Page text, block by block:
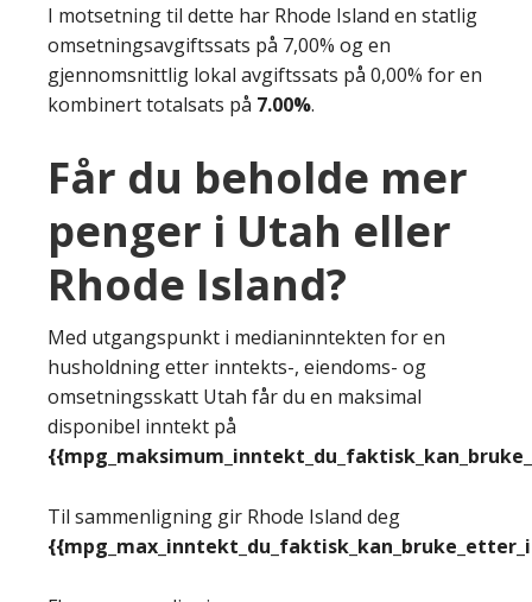
I motsetning til dette har Rhode Island en statlig
omsetningsavgiftssats på 7,00% og en
gjennomsnittlig lokal avgiftssats på 0,00% for en
kombinert totalsats på 7.00%.
Får du beholde mer
penger i Utah eller
Rhode Island?
Med utgangspunkt i medianinntekten for en
husholdning etter inntekts-, eiendoms- og
omsetningsskatt Utah får du en maksimal
disponibel inntekt på
Til sammenligning gir Rhode Island deg